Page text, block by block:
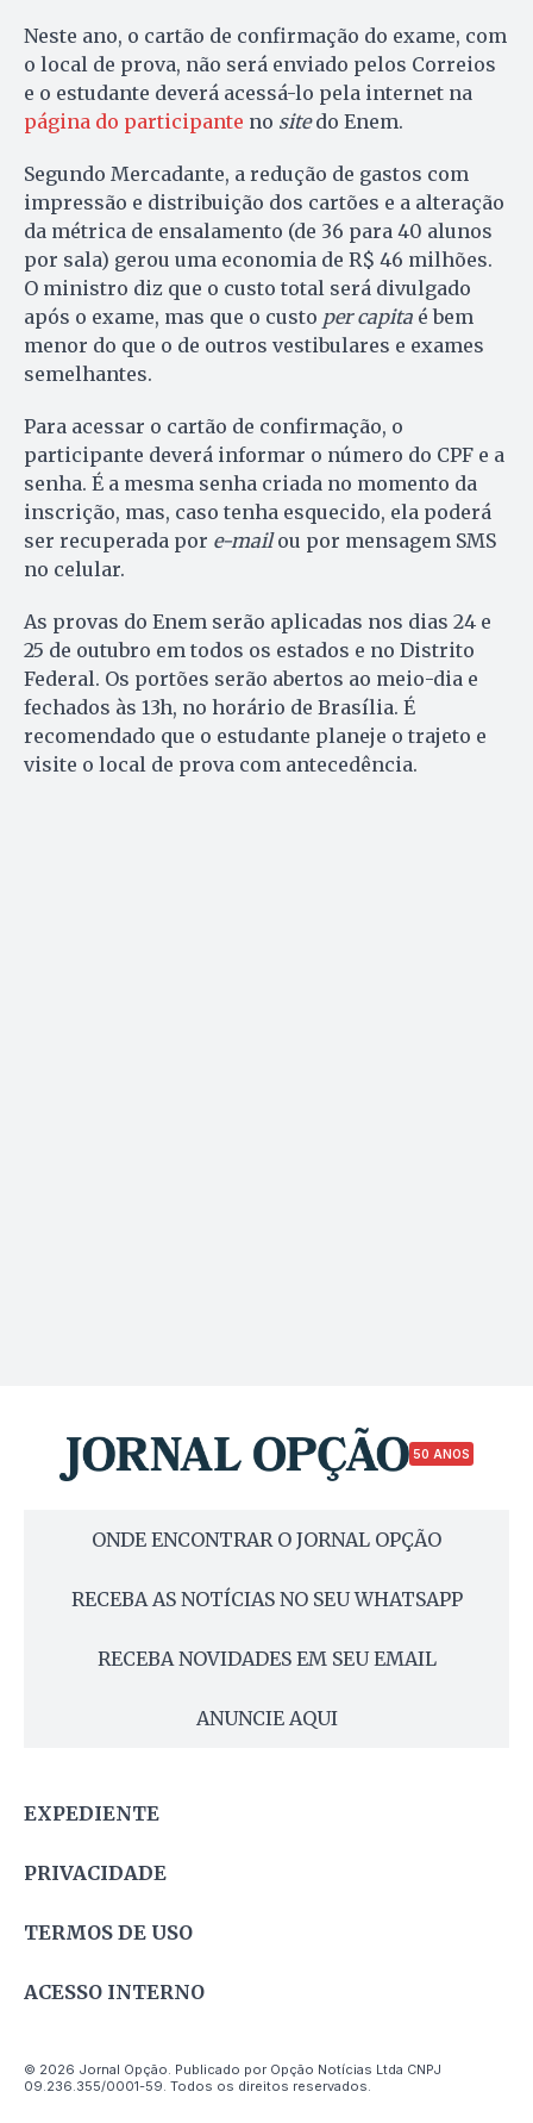
Neste ano, o cartão de confirmação do exame, com
o local de prova, não será enviado pelos Correios
e o estudante deverá acessá-lo pela internet na
página do participante no sitedo Enem.
Segundo Mercadante, a redução de gastos com
impressão e distribuição dos cartões e a alteração
da métrica de ensalamento (de 36 para 40 alunos
por sala) gerou uma economia de R$ 46 milhões.
O ministro diz que o custo total será divulgado
após o exame, mas que o custo per capita é bem
menor do que o de outros vestibulares e exames
semelhantes.
Para acessar o cartão de confirmação, o
participante deverá informar o número do CPF e a
senha. É a mesma senha criada no momento da
inscrição, mas, caso tenha esquecido, ela poderá
ser recuperada por e-mailou por mensagem SMS
no celular.
As provas do Enem serão aplicadas nos dias 24 e
25 de outubro em todos os estados e no Distrito
Federal. Os portões serão abertos ao meio-dia e
fechados às 13h, no horário de Brasília. É
recomendado que o estudante planeje o trajeto e
visite o local de prova com antecedência.
50 ANOS
ONDE ENCONTRAR O JORNAL OPÇÃO
RECEBA AS NOTÍCIAS NO SEU WHATSAPP
RECEBA NOVIDADES EM SEU EMAIL
ANUNCIE AQUI
EXPEDIENTE
PRIVACIDADE
TERMOS DE USO
ACESSO INTERNO
© 2026 Jornal Opção. Publicado por Opção Notícias Ltda CNPJ
09.236.355/0001-59. Todos os direitos reservados.